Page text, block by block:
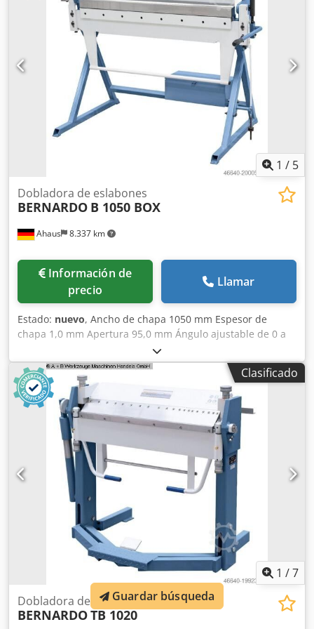
1 / 5
Ahaus 8.337 km
Dobladora de eslabones
BERNARDO B 1050 BOX
Información de
precio
Llamar
Estado: nuevo, Ancho de chapa 1050 mm Espesor de
chapa 1,0 mm Apertura 95,0 mm Ángulo ajustable de 0 a
150 grados Requisito total de potencia manual Peso de la
máquina aprox. 180 kg Dimensiones L-A-H 1320 x 790 x
1050 mm Características - Máquinas de plegado de uso
universal para talleres de canalones y talleres de
reparación - Fácil movimiento oscilante de la barra de
plegado mediante manilla tipo estribo Cedpfjxcuxwex
Abuerf - Ajuste sencillo de la barra superior para un
trabajo eficiente - Barra superior alta para la producción
de perfiles elevados - Los insertos tipo piano en la barra
superior, inferior y de plegado permiten una gran
variedad de operaciones de doblado - Con estos modelos,
la producción de cajas y perfiles especiales con pliegues
opuestos es fácil de realizar Alcance de suministro: - Barra
superior, inferior y de plegado segmentadas - Segmentos
de plegado 25 | 30 | 35 | 40 | 45 | 50 | 75 | 100 | 150 | 2
Clasificado
1 /7
Dobladora de eslabones
BERNARDOTB 1020
Guardar búsqueda